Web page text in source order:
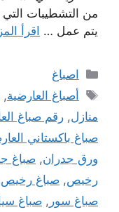
من التشطيبات التي
يتم عمل … اقرأ
التصنيفات
اصباغ
الوسوم
أصباغ العارضية,
منازل, رقم صباغ
صباغ باكستاني
ورق جدران, صباغ
رخيص, صباغ رخيص
صباغ سور , صباغ